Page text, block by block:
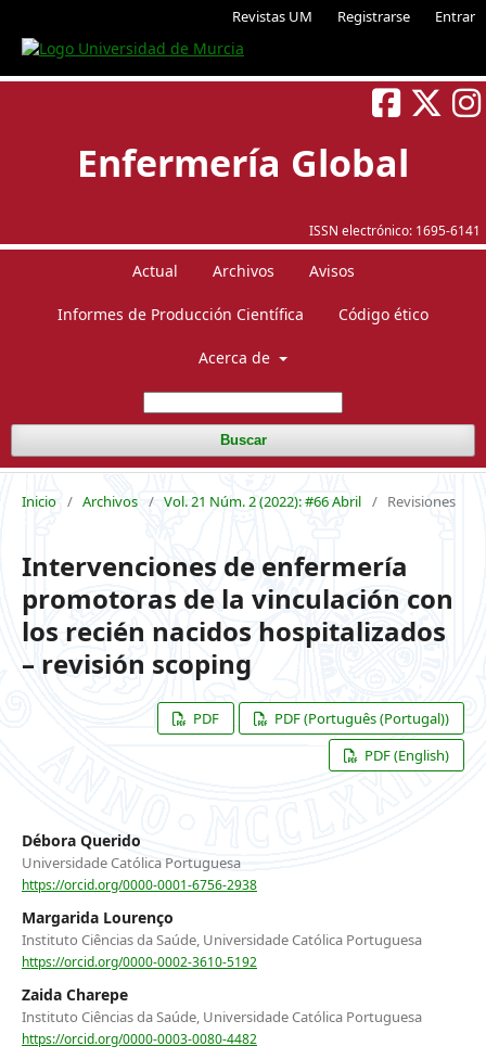
Revistas UM Registrarse Entrar
ISSN electrónico: 1695-6141
Enfermería Global
Actual Archivos Avisos
Informes de Producción Científica Código ético
Acerca de
Buscar
Inicio / Archivos / Vol. 21 Núm. 2 (2022): #66 Abril / Revisiones
Intervenciones de enfermería
promotoras de la vinculación con
los recién nacidos hospitalizados
– revisión scoping
PDF
PDF (Português (Portugal))
PDF (English)
Débora Querido
Universidade Católica Portuguesa
https://orcid.org/0000-0001-6756-2938
Margarida Lourenço
Instituto Ciências da Saúde, Universidade Católica Portuguesa
https://orcid.org/0000-0002-3610-5192
Zaida Charepe
Instituto Ciências da Saúde, Universidade Católica Portuguesa
https://orcid.org/0000-0003-0080-4482